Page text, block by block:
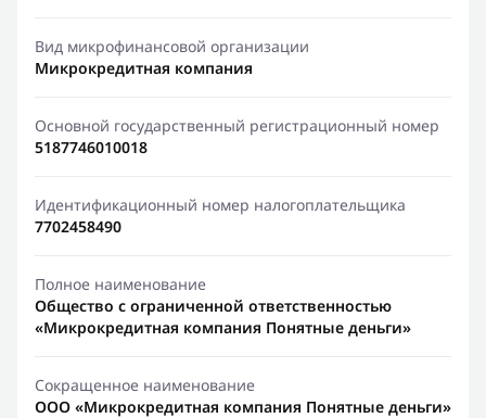
Вид микрофинансовой организации
Микрокредитная компания
Основной государственный регистрационный номер
5187746010018
Идентификационный номер налогоплательщика
7702458490
Полное наименование
Общество с ограниченной ответственностью
«Микрокредитная компания Понятные деньги»
Сокращенное наименование
ООО «Микрокредитная компания Понятные деньги»